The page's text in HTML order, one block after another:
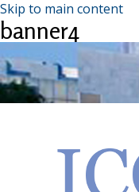
Skip to main content
banner4